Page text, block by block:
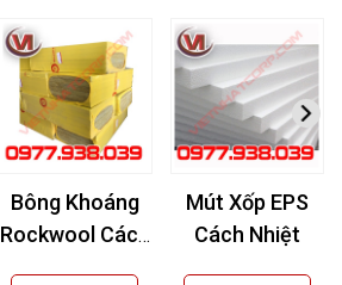
Bông Khoáng
Rockwool Cách
Mút Xốp EPS
Cách Nhiệt